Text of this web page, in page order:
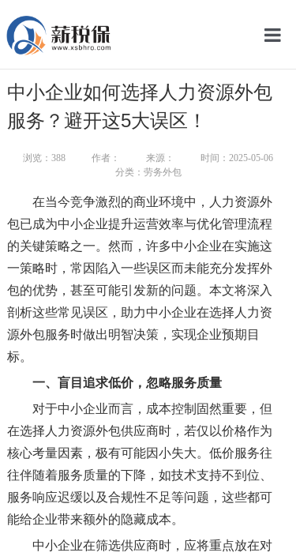
网
中小企业如何选择人力资源外包
服务？避开这5大误区！
浏览： 388 作者： 来源：
时间：2025-05-06
分类：劳务外包
在当今竞争激烈的商业环境中，人力资源外
包已成为中小企业提升运营效率与优化管理流程
的关键策略之一。然而，许多中小企业在实施这
一策略时，常因陷入一些误区而未能充分发挥外
包的优势，甚至可能引发新的问题。本文将深入
剖析这些常见误区，助力中小企业在选择人力资
源外包服务时做出明智决策，实现企业预期目
标。
一、盲目追求低价，忽略服务质量
对于中小企业而言，成本控制固然重要，但
在选择人力资源外包供应商时，若仅以价格作为
核心考量因素，极有可能因小失大。低价服务往
往伴随着服务质量的下降，如技术支持不到位、
服务响应迟缓以及合规性不足等问题，这些都可
能给企业带来额外的隐藏成本。
中小企业在筛选供应商时，应将重点放在对